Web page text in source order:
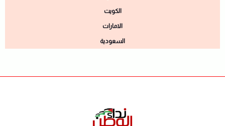
الكويت
الامارات
السعودية